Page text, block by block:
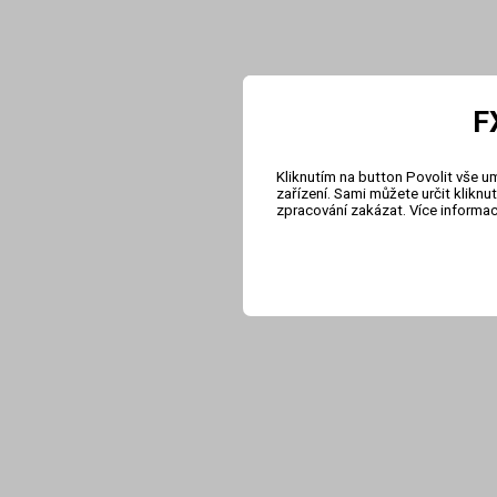
Kliknutím na button Povolit vše
zařízení. Sami můžete určit
zpracování zakázat. Více